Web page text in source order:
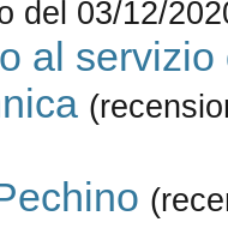
del 03/12/
al servizio